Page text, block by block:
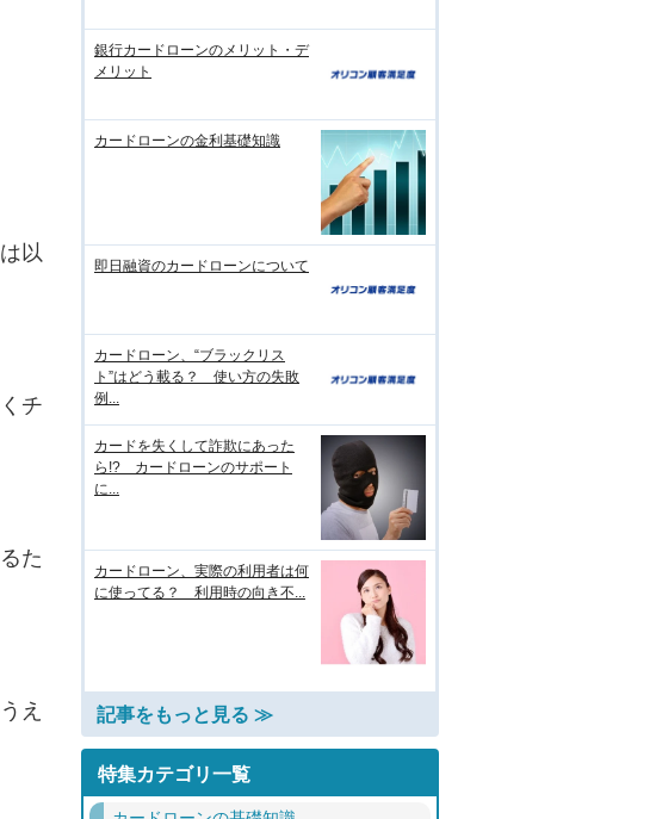
以
チ
た
え
銀行カードローンのメリット・デ
メリット
カードローンの金利基礎知識
即日融資のカードローンについて
カードローン、“ブラックリス
ト”はどう載る？ 使い方の失敗
例...
カードを失くして詐欺にあった
ら!? カードローンのサポート
に...
カードローン、実際の利用者は何
に使ってる？ 利用時の向き不...
記事をもっと見る ≫
特集カテゴリ一覧